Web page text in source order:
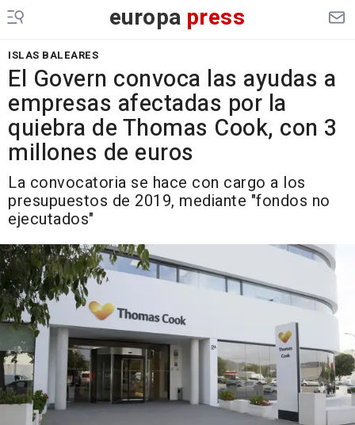
europa press
ISLAS BALEARES
El Govern convoca las ayudas a
empresas afectadas por la
quiebra de Thomas Cook, con 3
millones de euros
La convocatoria se hace con cargo a los
presupuestos de 2019, mediante "fondos no
ejecutados"